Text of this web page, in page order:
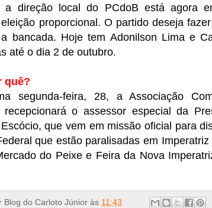
a direção local do PCdoB está agora
proporcional. O partido deseja
bancada. Hoje tem Adonilson Lima e
até o dia 2 de outubro.
quê?
segunda-feira, 28, a Associação
recepcionará o assessor especial da
que vem em missão oficial para
que estão paralisadas em
do Peixe e Feira da Nova
Blog do Carloto Júnior às 11:43